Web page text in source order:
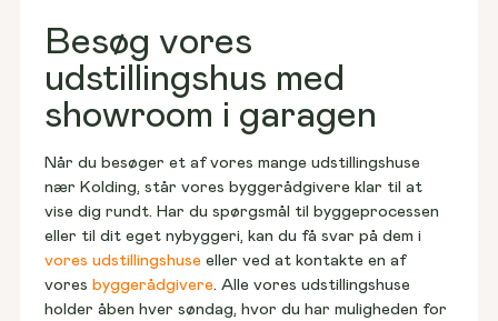
Nyheder, anbefalinger og tips
Besøg vores
udstillingshus med
showroom i garagen
Når du besøger et af vores mange udstillingshuse
nær Kolding, står vores byggerådgivere klar til at
vise dig rundt. Har du spørgsmål til byggeprocessen
eller til dit eget nybyggeri, kan du få svar på dem i
vores udstillingshuse eller ved at kontakte en af
vores byggerådgivere. Alle vores udstillingshuse
holder åben hver søndag, hvor du har muligheden for